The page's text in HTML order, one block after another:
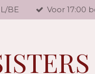
BE Voor 17:00